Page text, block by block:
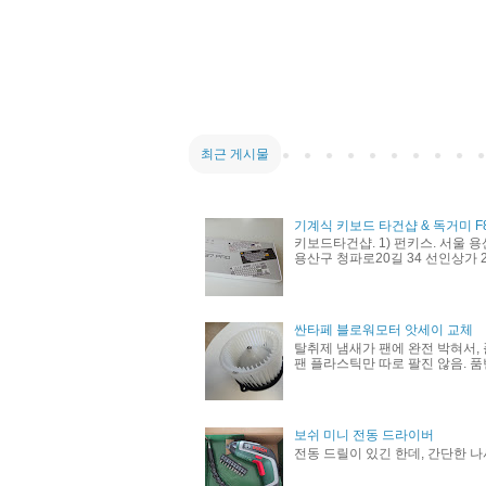
최근 게시물
기계식 키보드 타건샵 & 독거미
키보드타건샵. 1) 펀키스. 서울
용산구 청파로20길 34 선인상가
싼타페 블로워모터 앗세이 교체
탈취제 냄새가 팬에 완전 박혀서,
팬 플라스틱만 따로 팔진 않음.
보쉬 미니 전동 드라이버
전동 드릴이 있긴 한데, 간단한